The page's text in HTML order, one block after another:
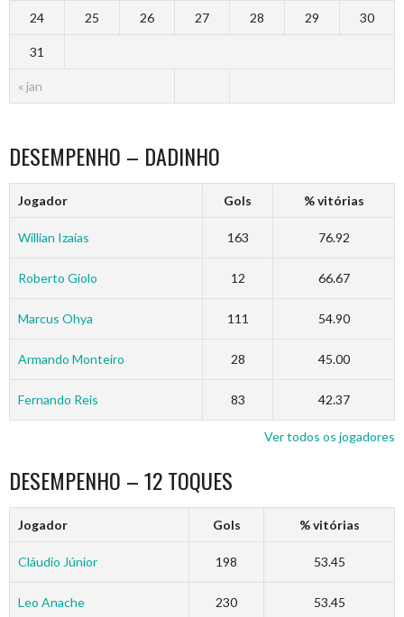
« jan
24 25 26 27 28 29 30
31
DESEMPENHO – DADINHO
Jogador Gols % vitórias
Willian Izaias 163 76.92
Roberto Giolo 12 66.67
Marcus Ohya 111 54.90
Armando Monteiro 28 45.00
Fernando Reis 83 42.37
Ver todos os jogadores
DESEMPENHO – 12 TOQUES
Jogador Gols % vitórias
Cláudio Júnior 198 53.45
Leo Anache 230 53.45